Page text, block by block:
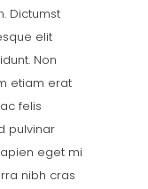
Dictumst
elit
Non
etiam erat
felis
pulvinar
eget mi
nibh cras